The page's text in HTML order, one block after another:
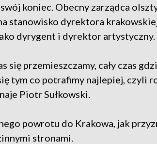
koniec. Obecny zarządca
stanowisko dyrektora
dyrygent i dyrektor artystyczny.
się przemieszczamy, cały czas
tym co potrafimy najlepiej, czyli
Piotr Sułkowski.
powrotu do Krakowa, jak
stronami.